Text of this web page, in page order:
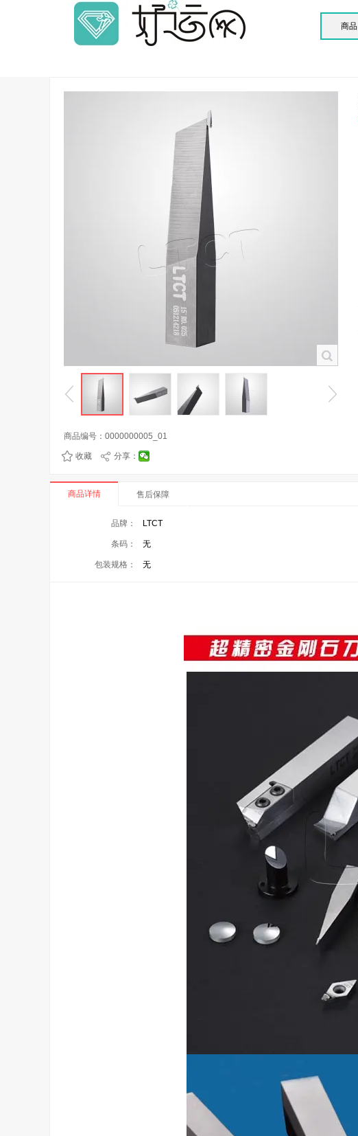
商品
商品编号： 0000000005_01
收藏 分享：
商品详情 售后保障
品牌： LTCT
条码： 无
包装规格： 无